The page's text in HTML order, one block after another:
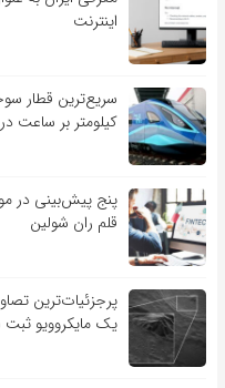
اینترنت
کیلومتر بر ساعت
قلم ران شولین
پرجزئیات‌ترین
یک مایکروویو